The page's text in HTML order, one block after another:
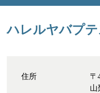
ハレルヤバプ
住所
〒
山